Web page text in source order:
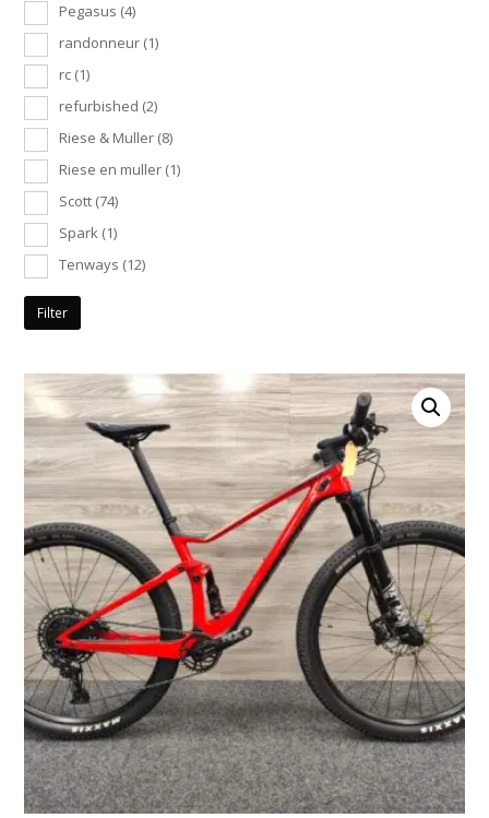
Pegasus (4)
randonneur (1)
rc (1)
refurbished (2)
Riese & Muller (8)
Riese en muller (1)
Scott (74)
Spark (1)
Tenways (12)
Filter